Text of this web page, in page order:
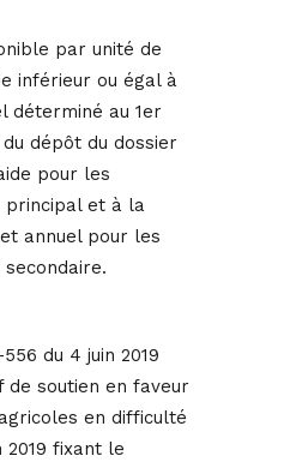
par unité de
inférieur ou égal à
déterminé au 1er
dépôt du dossier
pour les
et à la
annuel pour les
du 4 juin 2019
de soutien en faveur
en difficulté
2019 fixant le